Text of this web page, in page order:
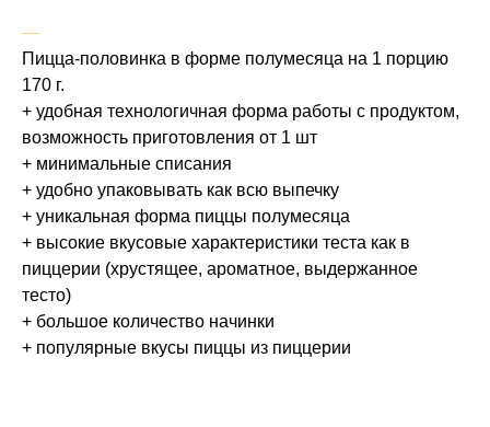
―
Пицца-половинка в форме полумесяца на 1 порцию
170 г.
+ удобная технологичная форма работы с продуктом,
возможность приготовления от 1 шт
+ минимальные списания
+ удобно упаковывать как всю выпечку
+ уникальная форма пиццы полумесяца
+ высокие вкусовые характеристики теста как в
пиццерии (хрустящее, ароматное, выдержанное
тесто)
+ большое количество начинки
+ популярные вкусы пиццы из пиццерии